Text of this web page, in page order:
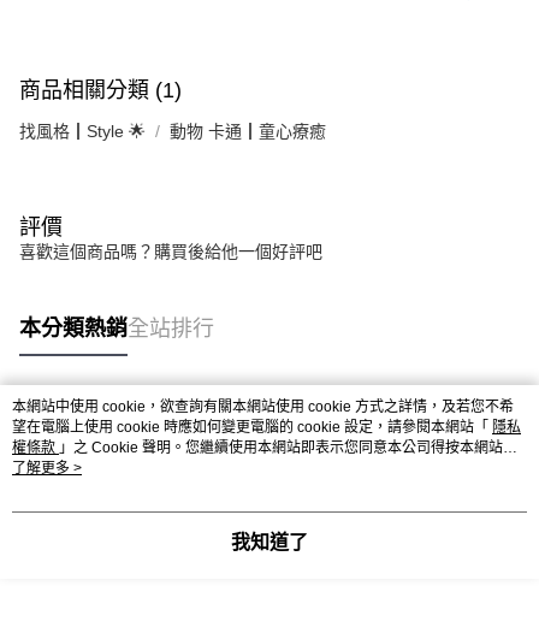
商品相關分類 (1)
找風格┃Style 🌟 動物 卡通┃童心療癒
評價
喜歡這個商品嗎？購買後給他一個好評吧
本分類熱銷全站排行
熱門標籤
本網站中使用 cookie，欲查詢有關本網站使用 cookie 方式之詳情，及若您不希
望在電腦上使用 cookie 時應如何變更電腦的 cookie 設定，請參閱本網站「 隱私
權條款 」之 Cookie 聲明。您繼續使用本網站即表示您同意本公司得按本網站使
用條款之 Cookie 聲明使用 cookie。
了解更多 >
我知道了